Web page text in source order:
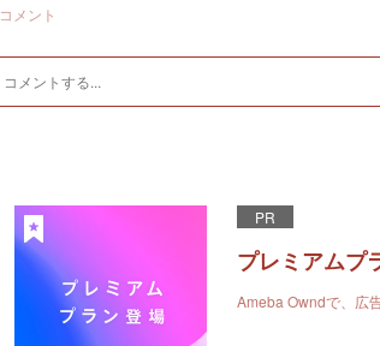
コメント
PR
プレミアムプ
Ameba Owndで、広